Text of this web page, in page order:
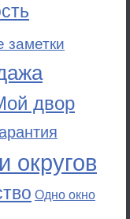
заметки
двор
округов
Одно окно